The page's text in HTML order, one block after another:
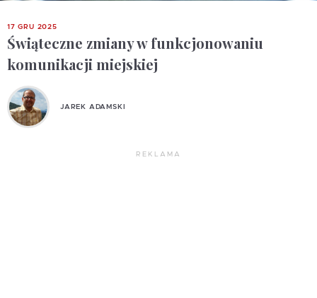
17 GRU 2025
Świąteczne zmiany w funkcjonowaniu
komunikacji miejskiej
JAREK ADAMSKI
REKLAMA